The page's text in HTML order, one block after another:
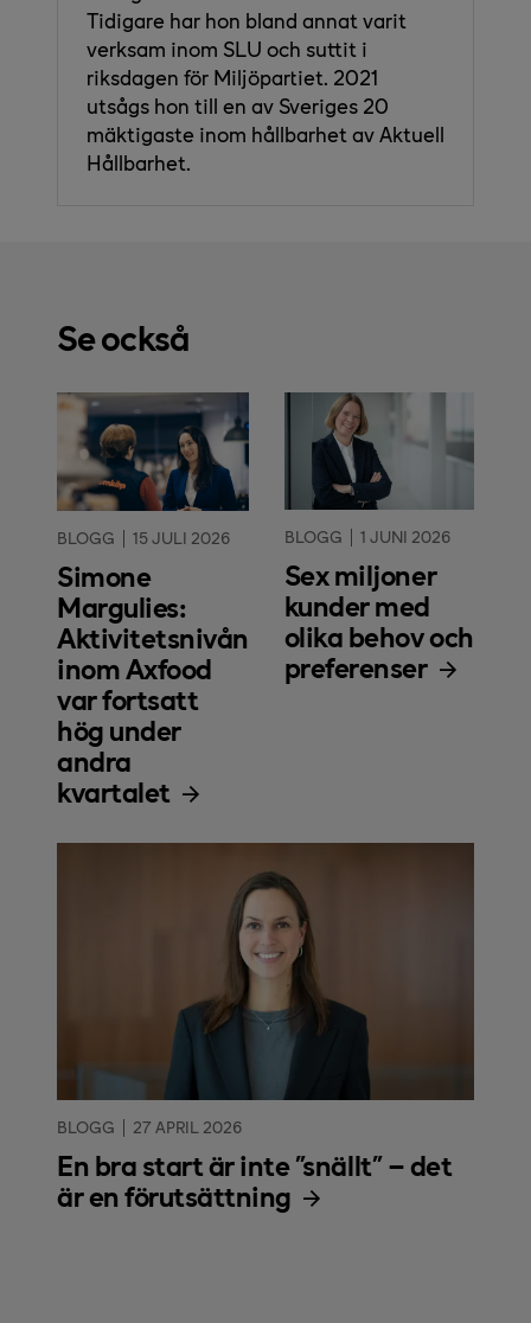
Tidigare har hon bland annat varit
verksam inom SLU och suttit i
riksdagen för Miljöpartiet. 2021
utsågs hon till en av Sveriges 20
mäktigaste inom hållbarhet av Aktuell
Hållbarhet.
Se också
BLOGG 15 JULI 2026
Simone
Margulies:
Aktivitetsnivån
inom Axfood
var fortsatt
hög under
andra
kvartalet
BLOGG 1 JUNI 2026
Sex miljoner
kunder med
olika behov och
preferenser
BLOGG 27 APRIL 2026
En bra start är inte ”snällt” – det
är en förutsättning